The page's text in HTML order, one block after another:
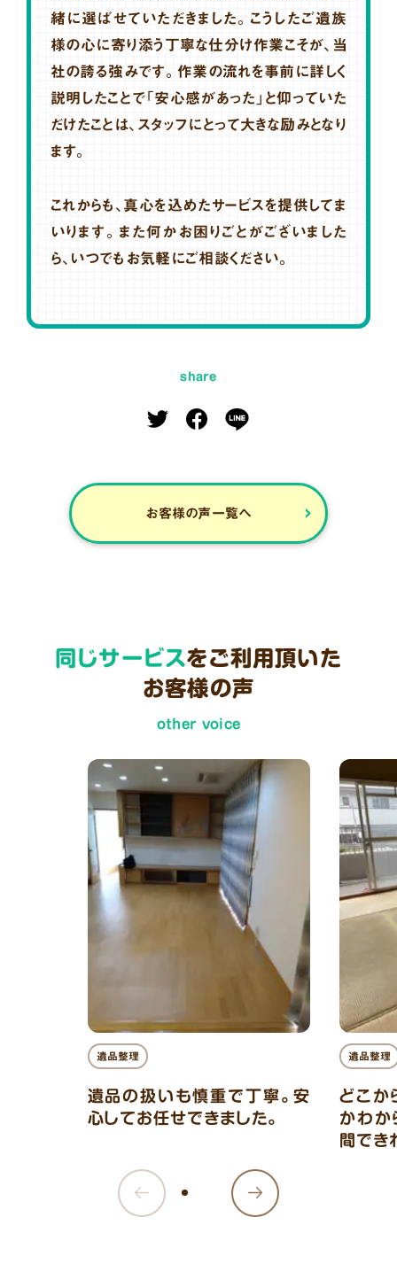
緒に選ばせていただきました。こうしたご遺族
様の心に寄り添う丁寧な仕分け作業こそが、当
社の誇る強みです。作業の流れを事前に詳しく
説明したことで「安心感があった」と仰っていた
だけたことは、スタッフにとって大きな励みとなり
ます。
これからも、真心を込めたサービスを提供してま
いります。また何かお困りごとがございました
ら、いつでもお気軽にご相談ください。
share
お客様の声一覧へ
同じサービスをご利用頂いた
お客様の声
other voice
遺品整理
遺品の扱いも慎重で丁寧。安
心してお任せできました。
遺品整理
どこか
かわか
間でき